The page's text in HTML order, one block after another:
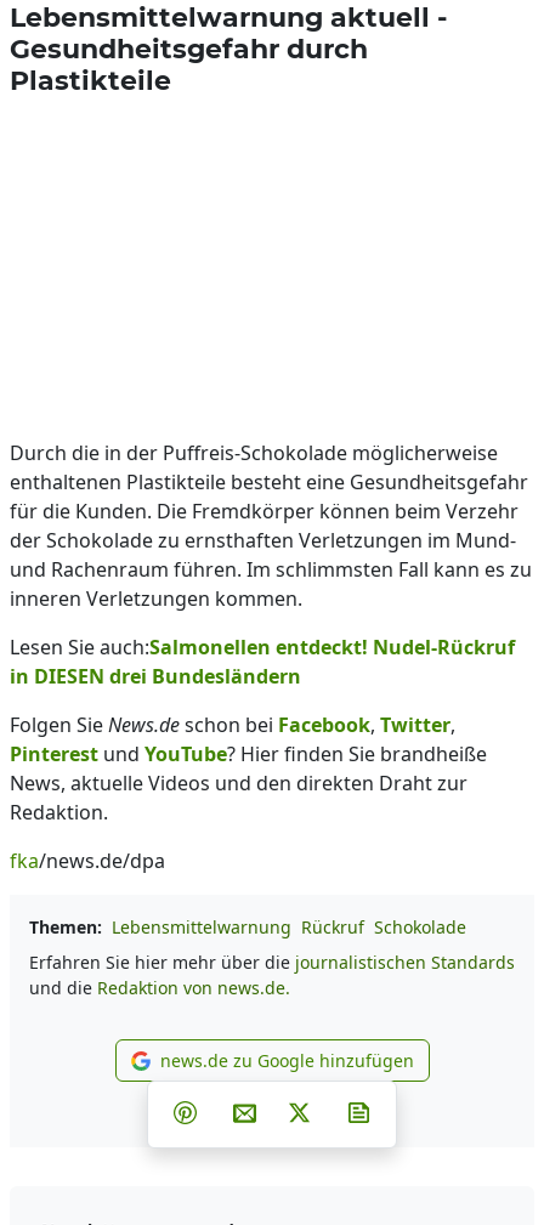
Lebensmittelwarnung aktuell -
Gesundheitsgefahr durch
Plastikteile
Durch die in der Puffreis-Schokolade möglicherweise
enthaltenen Plastikteile besteht eine Gesundheitsgefahr
für die Kunden. Die Fremdkörper können beim Verzehr
der Schokolade zu ernsthaften Verletzungen im Mund-
und Rachenraum führen. Im schlimmsten Fall kann es zu
inneren Verletzungen kommen.
Lesen Sie auch:Salmonellen entdeckt! Nudel-Rückruf
in DIESEN drei Bundesländern
Folgen SieNews.deschon bei Facebook, Twitter,
Pinterest und YouTube? Hier finden Sie brandheiße
News, aktuelle Videos und den direkten Draht zur
Redaktion.
fka/news.de/dpa
Themen: Lebensmittelwarnung Rückruf Schokolade
Erfahren Sie hier mehr über die journalistischen Standards
und die Redaktion von news.de.
news.de zu Google
news.de zu Google hinzufügen
Teilen auf Facebook
Teilen auf Whatsapp
Teilen auf Telegram
Teilen auf Pinterest
Per E-Mail teilen
Post auf X